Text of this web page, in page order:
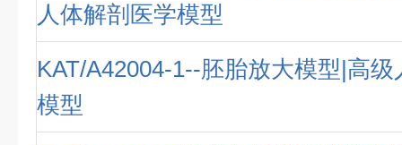
人体解剖医学模型
KAT/A42004-1--胚胎放大模型|高
模型